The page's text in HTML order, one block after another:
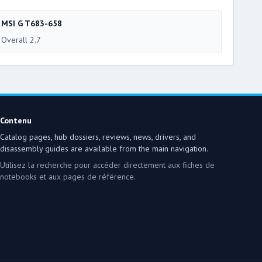
MSI G T683-658
Overall 2.7
Contenu
Catalog pages, hub dossiers, reviews, news, drivers, and
disassembly guides are available from the main navigation.
Utilisez la recherche pour accéder directement aux fiches de
notebooks et aux pages de référence.